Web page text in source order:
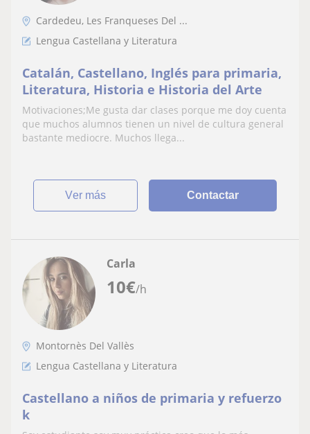
Cardedeu, Les Franqueses Del ...
Lengua Castellana y Literatura
Catalán, Castellano, Inglés para primaria,
Literatura, Historia e Historia del Arte
Motivaciones;Me gusta dar clases porque me doy cuenta
que muchos alumnos tienen un nivel de cultura general
bastante mediocre. Muchos llega...
ver más Contactar
10€/h
Carla
Montornès Del Vallès
Lengua Castellana y Literatura
Castellano a niños de primaria y refuerzo
k